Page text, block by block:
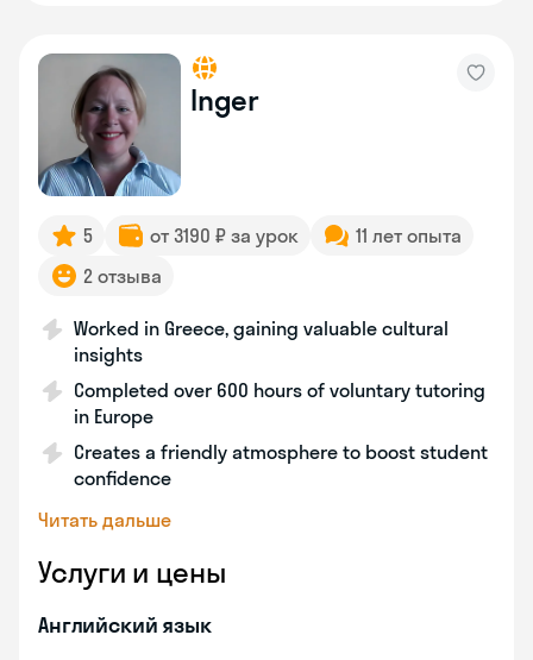
Inger
5 от 3190 ₽ за урок
11 лет опыта
2 отзыва
Worked in Greece, gaining valuable cultural
insights
Completed over 600 hours of voluntary tutoring
in Europe
Creates a friendly atmosphere to boost student
confidence
Читать дальше
Услуги и цены
Английский язык